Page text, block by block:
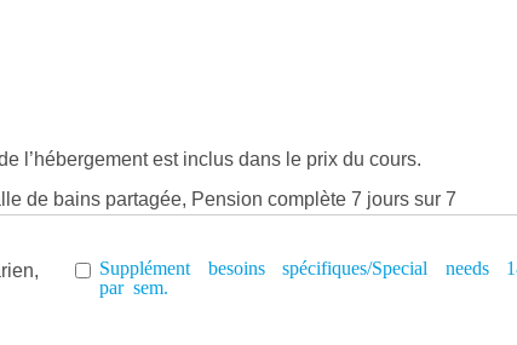
l’hébergement est inclus dans le prix du cours.
de bains partagée, Pension complète 7 jours sur 7
Supplément besoins spécifiques/Special needs
par sem.